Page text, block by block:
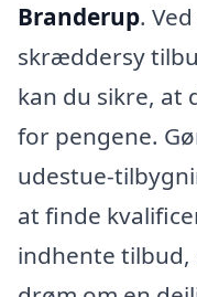
Branderup.
skræddersy
kan du sikre, at
for pengene.
udestue-
at finde
indhente tilbud,